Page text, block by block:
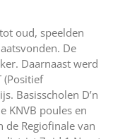
oud, speelden
De
Daarnaast werd
(Positief
Basisscholen D’n
KNVB poules en
de Regiofinale van